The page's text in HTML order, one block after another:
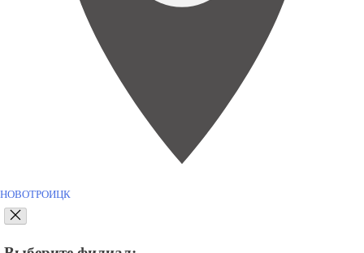
НОВОТРОИЦК